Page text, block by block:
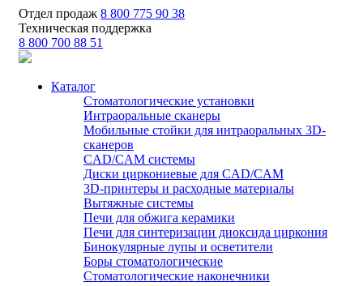
Отдел продаж 8 800 775 90 38
Техническая поддержка
8 800 700 88 51
Каталог
Стоматологические установки
Интраоральные сканеры
Мобильные стойки для интраоральных 3D-
сканеров
CAD/CAM системы
Диски циркониевые для CAD/CAM
3D-принтеры и расходные материалы
Вытяжные системы
Печи для обжига керамики
Печи для синтеризации диоксида циркония
Бинокулярные лупы и осветители
Боры стоматологические
Стоматологические наконечники